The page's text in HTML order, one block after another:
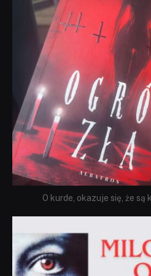
O kurde, okazuje się, że są